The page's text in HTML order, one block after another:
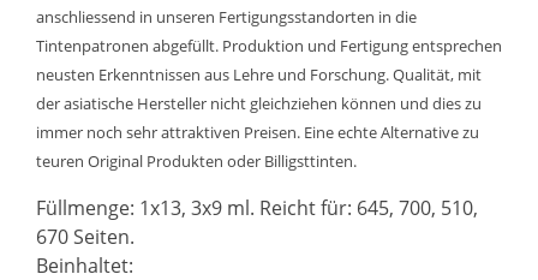
anschliessend in unseren Fertigungsstandorten in die
Tintenpatronen abgefüllt. Produktion und Fertigung entsprechen
neusten Erkenntnissen aus Lehre und Forschung. Qualität, mit
der asiatische Hersteller nicht gleichziehen können und dies zu
immer noch sehr attraktiven Preisen. Eine echte Alternative zu
teuren Original Produkten oder Billigsttinten.
Füllmenge: 1x13, 3x9 ml. Reicht für: 645, 700, 510,
670 Seiten.
Beinhaltet: